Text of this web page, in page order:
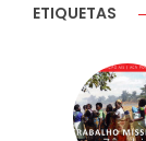
ETIQUETAS